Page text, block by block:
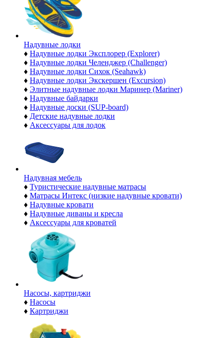
Надувные лодки
♦ Надувные лодки Эксплорер (Explorer)
♦ Надувные лодки Челенджер (Challenger)
♦ Надувные лодки Сихок (Seahawk)
♦ Надувные лодки Экскершен (Excursion)
♦ Элитные надувные лодки Маринер (Mariner)
♦ Надувные байдарки
♦ Надувные доски (SUP-board)
♦ Детские надувные лодки
♦ Аксессуары для лодок
Надувная мебель
♦ Туристические надувные матрасы
♦ Матрасы Интекс (низкие надувные кровати)
♦ Надувные кровати
♦ Надувные диваны и кресла
♦ Аксессуары для кроватей
Насосы, картриджи
♦ Насосы
♦ Картриджи